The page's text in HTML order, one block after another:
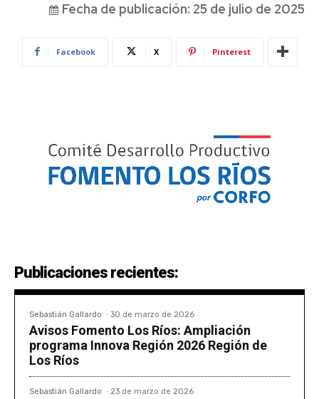
Fecha de publicación: 25 de julio de 2025
Facebook X Pinterest
Publicaciones recientes:
Sebastián Gallardo - 30 de marzo de 2026
Avisos Fomento Los Ríos: Ampliación
programa Innova Región 2026 Región de
Los Ríos
Sebastián Gallardo - 23 de marzo de 2026